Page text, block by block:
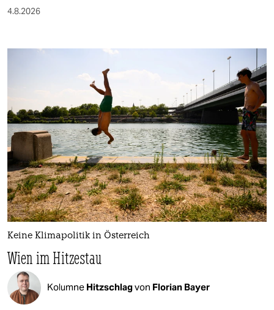
4.8.2026
Keine Klimapolitik in Österreich
Wien im Hitzestau
Kolumne Hitzschlagvon Florian Bayer